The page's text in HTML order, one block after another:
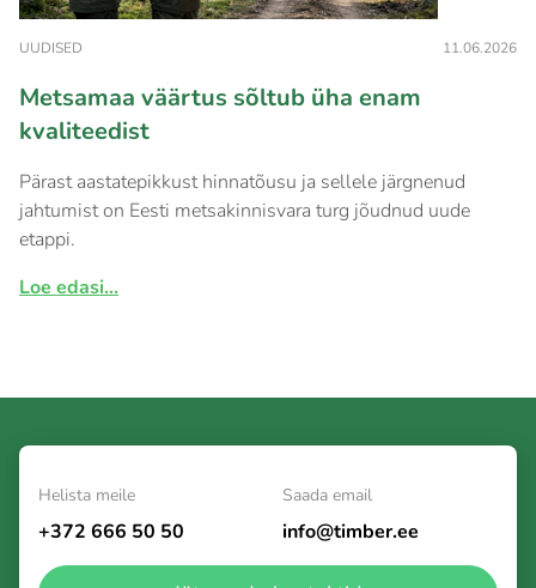
UUDISED 11.06.2026
Metsamaa väärtus sõltub üha enam
kvaliteedist
Pärast aastatepikkust hinnatõusu ja sellele järgnenud
jahtumist on Eesti metsakinnisvara turg jõudnud uude
etappi.
Loe edasi...
Helista meile
+372 666 50 50
Saada email
info@timber.ee